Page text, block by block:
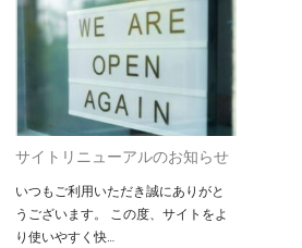
サイトリニューアルのお知らせ
いつもご利用いただき誠にありがと
うございます。 この度、サイトをよ
り使いやすく快…